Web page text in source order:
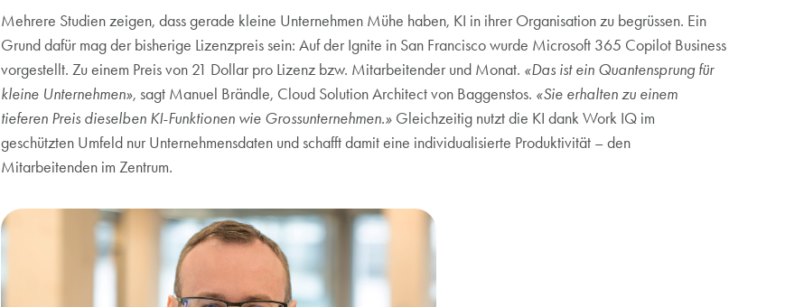
Microsoft 365 Copilot Business ab 21 USD pro Lizenz und Monat für KMU bis 300 Mitarbeitende. Work
IQ nutzt nur Unternehmensdaten im geschützten Umfeld
Mehrere Studien zeigen, dass gerade kleine Unternehmen Mühe haben, KI in ihrer Organisation zu begrüssen. Ein
Grund dafür mag der bisherige Lizenzpreis sein: Auf der Ignite in San Francisco wurde Microsoft 365 Copilot Business
vorgestellt. Zu einem Preis von 21 Dollar pro Lizenz bzw. Mitarbeitender und Monat. «Das ist ein Quantensprung für
kleine Unternehmen», sagt Manuel Brändle, Cloud Solution Architect von Baggenstos. «Sie erhalten zu einem
tieferen Preis dieselben KI-Funktionen wie Grossunternehmen.» Gleichzeitig nutzt die KI dank Work IQ im
geschützten Umfeld nur Unternehmensdaten und schafft damit eine individualisierte Produktivität – den
Mitarbeitenden im Zentrum.